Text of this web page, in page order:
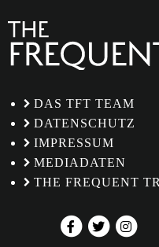
DAS TFT TEAM
DATENSCHUTZ
IMPRESSUM
MEDIADATEN
THE FREQUENT